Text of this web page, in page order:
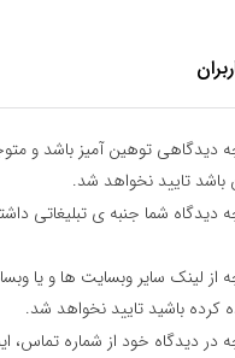
دیدگاهی توهین آمیز باشد و
باشد تایید نخواهد شد.
دیدگاه شما جنبه ی تبلیغاتی
از لینک سایر وبسایت ها و یا
کرده باشید تایید نخواهد شد.
در دیدگاه خود از شماره تماس،